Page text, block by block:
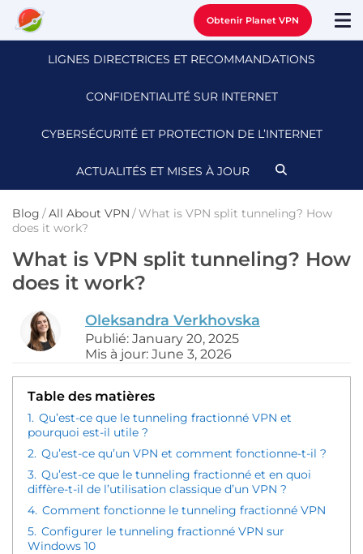
Obtenir Planet VPN
LIGNES DIRECTRICES ET RECOMMANDATIONS
CONFIDENTIALITÉ SUR INTERNET
CYBERSÉCURITÉ ET PROTECTION DE L’INTERNET
ACTUALITÉS ET MISES À JOUR
Blog /All About VPN /What is VPN split tunneling? How
does it work?
What is VPN split tunneling? How
does it work?
Oleksandra Verkhovska
Publié: January 20, 2025
Mis à jour: June 3, 2026
Table des matières
1. Qu’est-ce que le tunneling fractionné VPN et
pourquoi est-il utile ?
2. Qu’est-ce qu’un VPN et comment fonctionne-t-il ?
3. Qu’est-ce que le tunneling fractionné et en quoi
diffère-t-il de l’utilisation classique d’un VPN ?
4. Comment fonctionne le tunneling fractionné VPN
5. Configurer le tunneling fractionné VPN sur
Windows 10